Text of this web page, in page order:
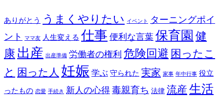
ありがとう うまくやりたい イベント
ターニングポイ
ント
ママ友 人生変える 仕事 便利な言葉 保育園 健
康 出産 出産準備 労働者の権利 危険回避 困ったこ
と 困った人 妊娠 学ぶ 守られた 実家 家事 年中行事 役立
ったもの 恋愛 手続き 新人の心得 毒親育ち 法律 流産 生活